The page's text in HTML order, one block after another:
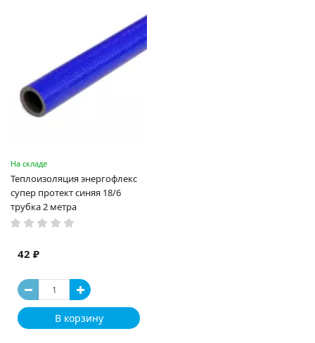
На складе
Теплоизоляция энергофлекс
супер протект синяя 18/6
трубка 2 метра
42 ₽
В корзину